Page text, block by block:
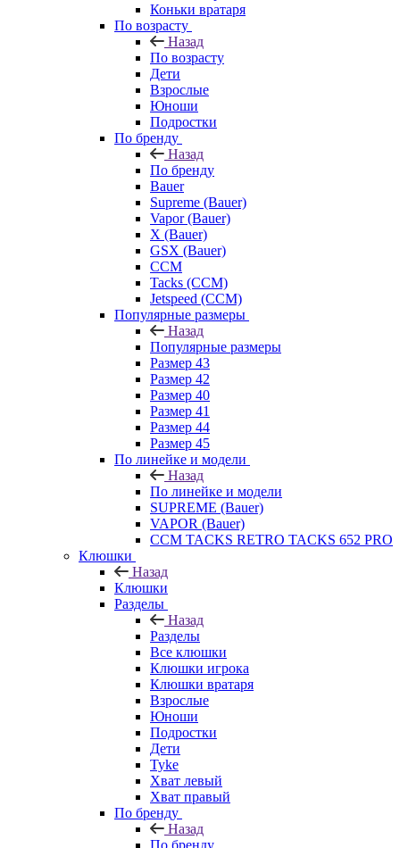
Коньки вратаря
По возрасту
Назад
По возрасту
Дети
Взрослые
Юноши
Подростки
По бренду
Назад
По бренду
Bauer
Supreme (Bauer)
Vapor (Bauer)
X (Bauer)
GSX (Bauer)
CCM
Tacks (CCM)
Jetspeed (CCM)
Популярные размеры
Назад
Популярные размеры
Размер 43
Размер 42
Размер 40
Размер 41
Размер 44
Размер 45
По линейке и модели
Назад
По линейке и модели
SUPREME (Bauer)
VAPOR (Bauer)
CCM TACKS RETRO TACKS 652 PRO
Клюшки
Назад
Клюшки
Разделы
Назад
Разделы
Все клюшки
Клюшки игрока
Клюшки вратаря
Взрослые
Юноши
Подростки
Дети
Tyke
Хват левый
Хват правый
По бренду
Назад
По бренду